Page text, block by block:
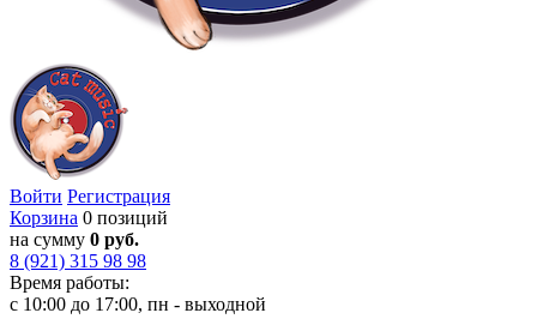
Войти Регистрация
Корзина 0 позиций
на сумму 0 руб.
8 (921) 315 98 98
Время работы:
с 10:00 до 17:00, пн - выходной